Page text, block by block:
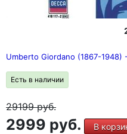
Umberto Giordano (1867-1948)
Есть в наличии
29199руб.
2999 руб. В